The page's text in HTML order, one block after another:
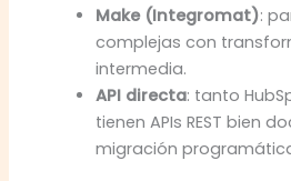
Make (Integromat):
complejas con
intermedia.
API directa: tanto
tienen APIs REST bien
migración